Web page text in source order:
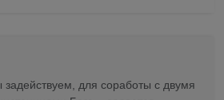
для соработы с двумя